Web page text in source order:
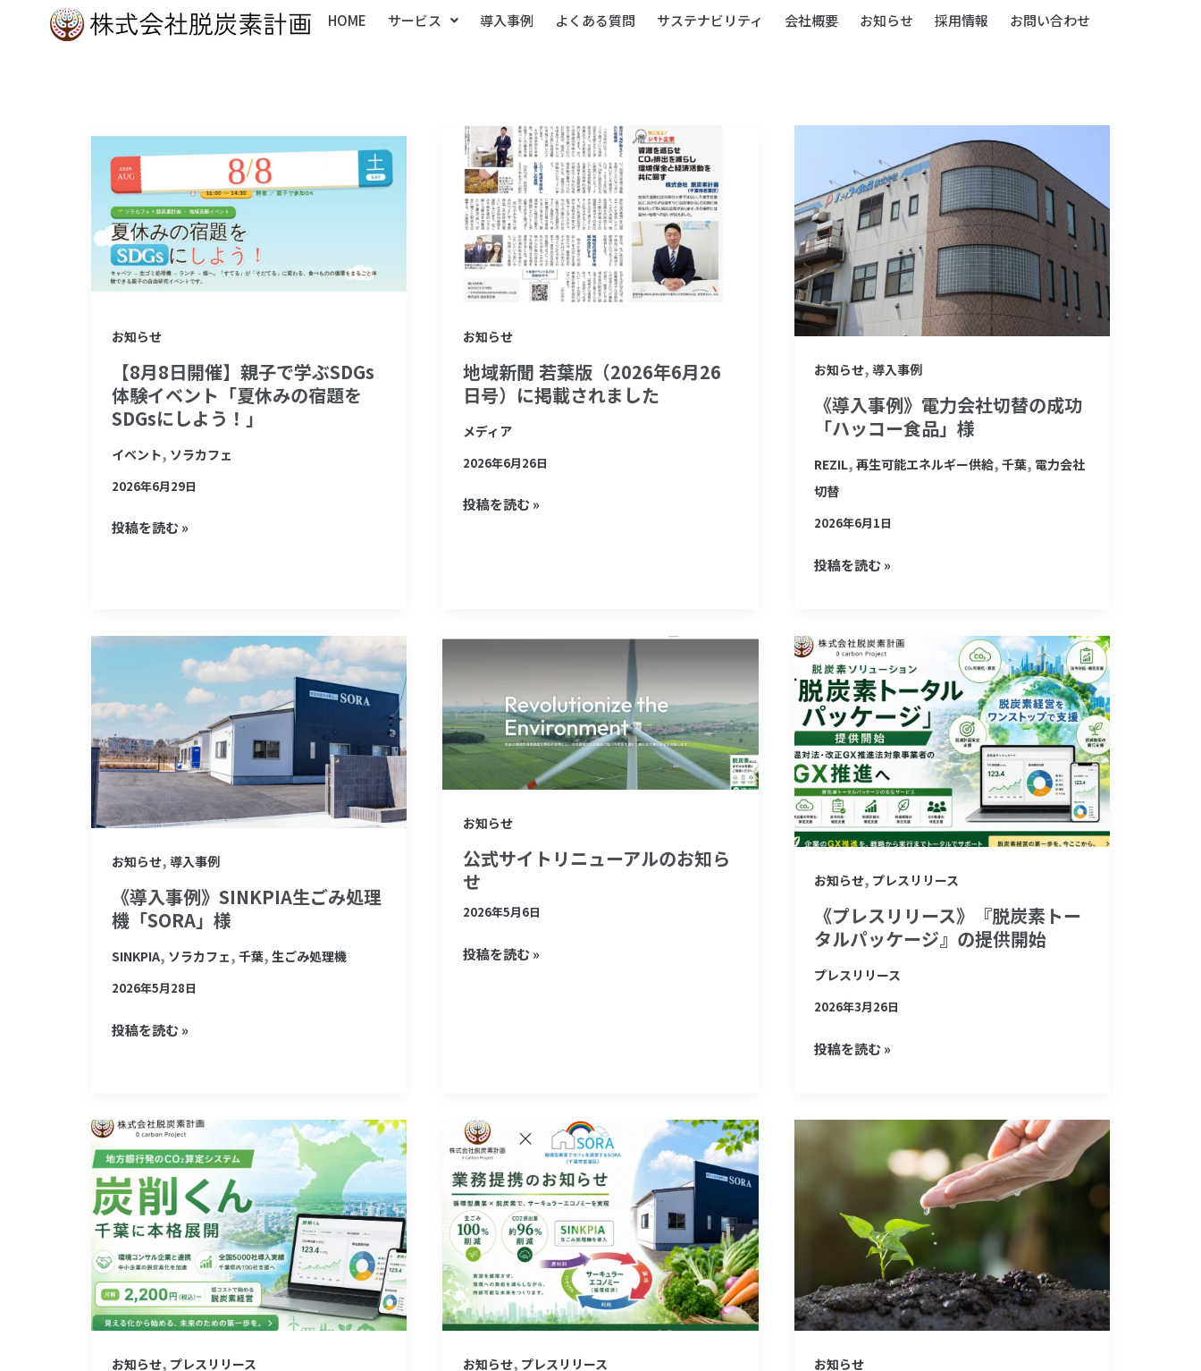
HOME サービス 導入事例 よくある質問 サステナビリティ 会社概要 お知らせ 採用情報 お問い合わせ
お知らせ
【8月8日開催】親子で学ぶSDGs
体験イベント「夏休みの宿題を
SDGsにしよう！」
イベント, ソラカフェ
2026年6月29日
【8
月
8
日
開
催】
学
ぶ
体
験
ベ
休
の
題
を
SDGs
し
よ
う！」
投稿を読む »
お知らせ
地域新聞 若葉版（2026年6月26
日号）に掲載されました
メディア
2026年6月26日
地
域
新
聞
若
葉
版
6
月
26
日
に
投稿を読む »
お知らせ,導入事例
《導入事例》電力会社切替の成功
「ハッコー食品」様
REZIL,再生可能エネルギー供給,千葉, 電力会社
切替
2026年6月1日
事
例》
電
力
会
社
替
の
成
功
「ハ
ー
様
投稿を読む »
お知らせ, 導入事例
《導入事例》SINKPIA生ごみ処理
機「SORA」様
SINKPIA, ソラカフェ, 千葉, 生ごみ処理機
2026年5月28日
《導
事
SINKPIA
生
ご
処
理
機
投稿を読む »
お知らせ
公式サイトリニューアルのお知ら
せ
2026年5月6日
イ
ト
ー
ア
ル
投稿を読む »
お知らせ, プレスリリース
《プレスリリース》『脱炭素トー
タルパッケージ』の提供開始
プレスリリース
2026年3月26日
《プ
レ
ス
リ
リ
ー
ス》
『脱
素
ト
ー
タ
ッ
投稿を読む »
お知らせ, プレスリリース
《プ
レ
ス
リ
リ
ー
ス》
脱
お知らせ, プレスリリース
《プ
レ
ス
リ
リ
ー
ス》
SORA
お知らせ
を
行